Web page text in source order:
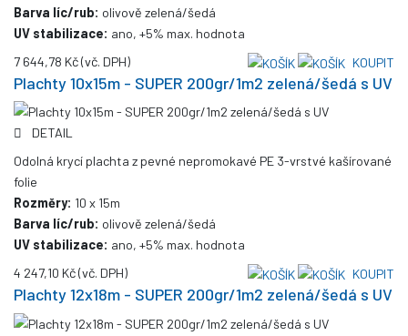
Barva líc/rub: olivově zelená/šedá
UV stabilizace: ano, +5% max. hodnota
7 644,78 Kč(vč. DPH) KOUPIT
Plachty 10x15m - SUPER 200gr/1m2 zelená/šedá s UV
DETAIL
Odolná krycí plachta z pevné nepromokavé PE 3-vrstvé kašírované
folie
Rozměry: 10 x 15m
Barva líc/rub: olivově zelená/šedá
UV stabilizace: ano, +5% max. hodnota
4 247,10 Kč(vč. DPH) KOUPIT
Plachty 12x18m - SUPER 200gr/1m2 zelená/šedá s UV